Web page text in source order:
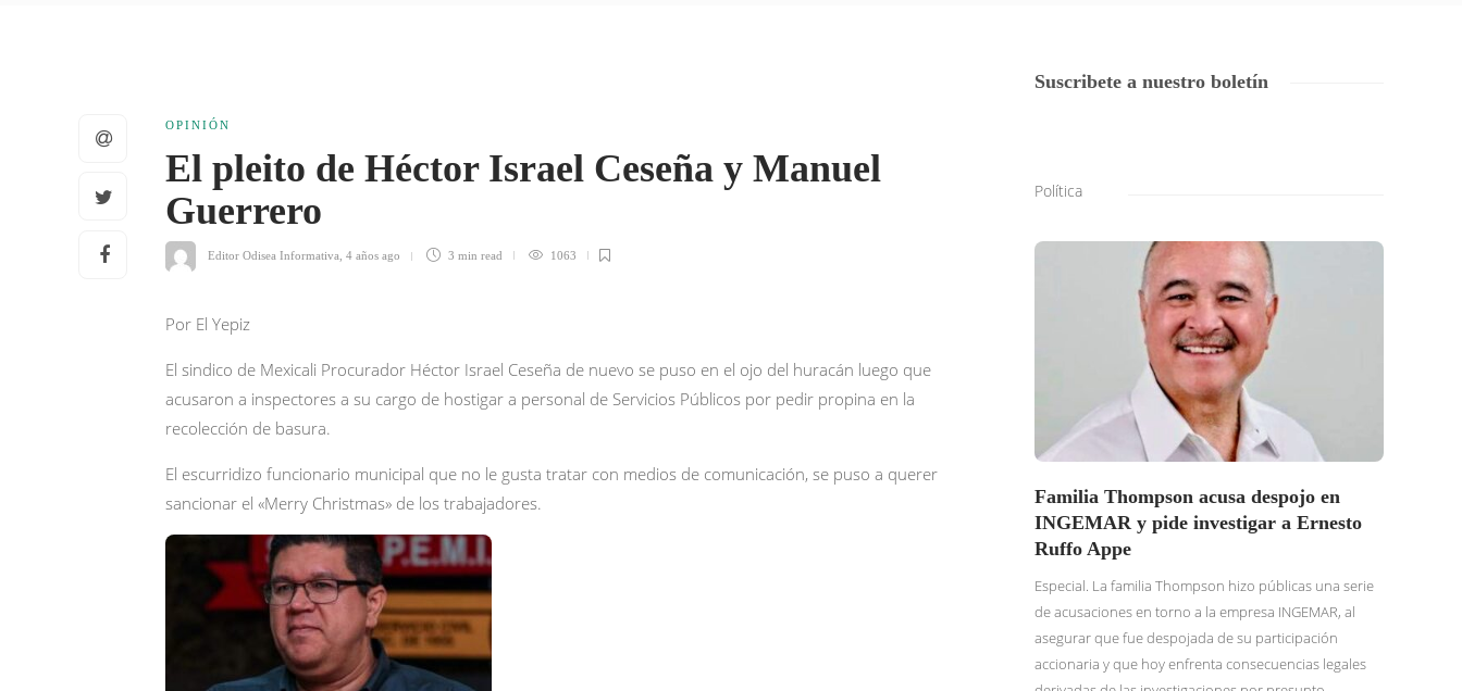
OPINIÓN
El pleito de Héctor Israel Ceseña y Manuel
Guerrero
Editor Odisea Informativa 4 años ago 3 min read 1063
Por El Yepiz
El sindico de Mexicali Procurador Héctor Israel Ceseña de nuevo se puso en el ojo del huracán luego que
acusaron a inspectores a su cargo de hostigar a personal de Servicios Públicos por pedir propina en la
recolección de basura.
El escurridizo funcionario municipal que no le gusta tratar con medios de comunicación, se puso a querer
sancionar el «Merry Christmas» de los trabajadores.
Suscribete a nuestro boletín
Política
Familia Thompson acusa despojo en
INGEMAR y pide investigar a Ernesto
Ruffo Appe
Especial. La familia Thompson hizo públicas una serie
de acusaciones en torno a la empresa INGEMAR, al
asegurar que fue despojada de su participación
accionaria y que hoy enfrenta consecuencias legales